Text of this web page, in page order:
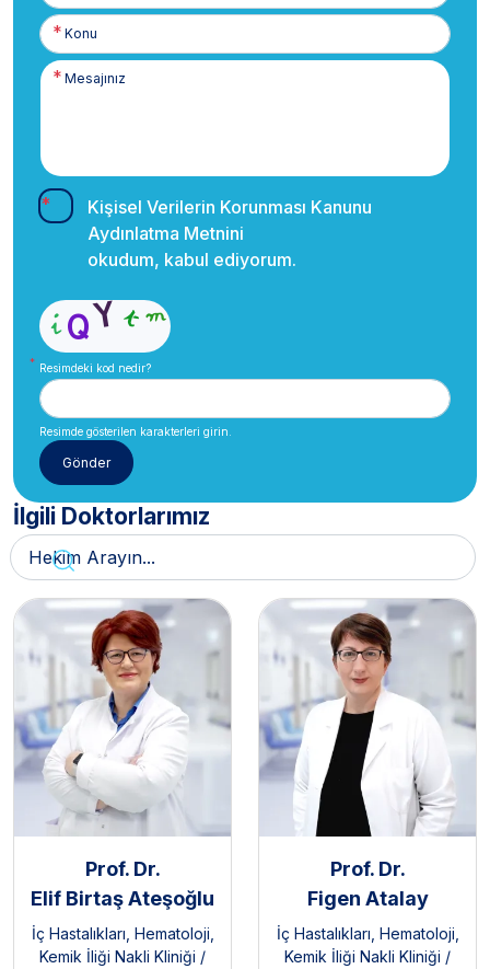
Kişisel Verilerin Korunması Kanunu
Aydınlatma Metnini
okudum, kabul ediyorum.
Resimdeki kod nedir?
Resimde gösterilen karakterleri girin.
İlgili Doktorlarımız
Prof. Dr.
Elif Birtaş Ateşoğlu
İç Hastalıkları Hematoloji
Kemik İliği Nakli Kliniği /
Prof. Dr.
Figen Atalay
İç Hastalıkları Hematoloji
Kemik İliği Nakli Kliniği /